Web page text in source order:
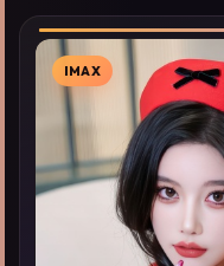
IMAX